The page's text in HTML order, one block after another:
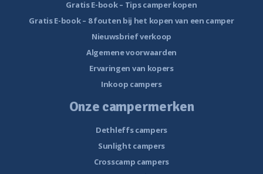
Gratis E-book – Tips camper kopen
Gratis E-book – 8 fouten bij het kopen van een camper
Nieuwsbrief verkoop
Algemene voorwaarden
Ervaringen van kopers
Inkoop campers
Onze campermerken
Dethleffs campers
Sunlight campers
Crosscamp campers